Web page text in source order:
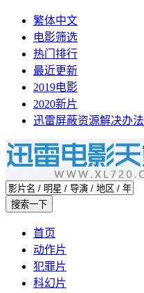
繁体中文
电影筛选
热门排行
最近更新
2019电影
2020新片
迅雷屏蔽资源解决办法
首页
动作片
犯罪片
科幻片